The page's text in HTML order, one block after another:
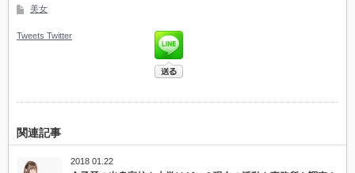
美女
Tweets Twitter
関連記事
2018 01.22